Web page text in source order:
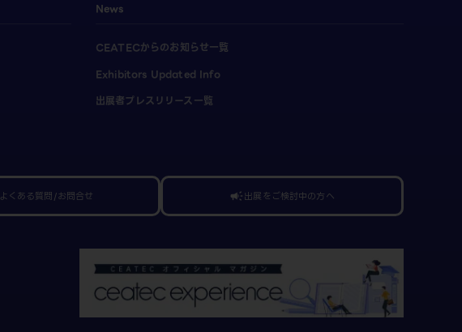
News
CEATECからのお知らせ一覧
Exhibitors Updated Info
出展者プレスリリース一覧
よくある質問/お問合せ campaign出展をご検討中の方へ